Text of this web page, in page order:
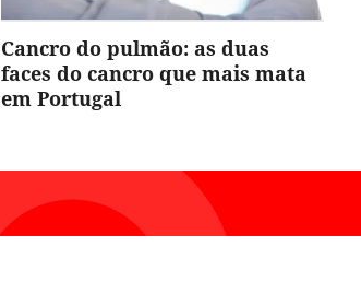
Cancro do pulmão: as duas
faces do cancro que mais mata
em Portugal